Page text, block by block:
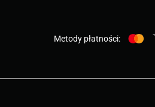
Metody płatności: